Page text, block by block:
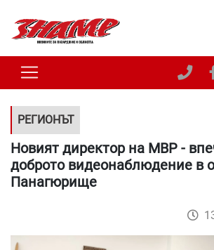
РЕГИОНЪТ
Новият директор на МВР -
доброто видеонаблюдение в
Панагюрище